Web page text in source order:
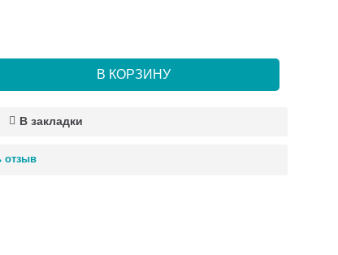
В КОРЗИНУ
В закладки
отзыв